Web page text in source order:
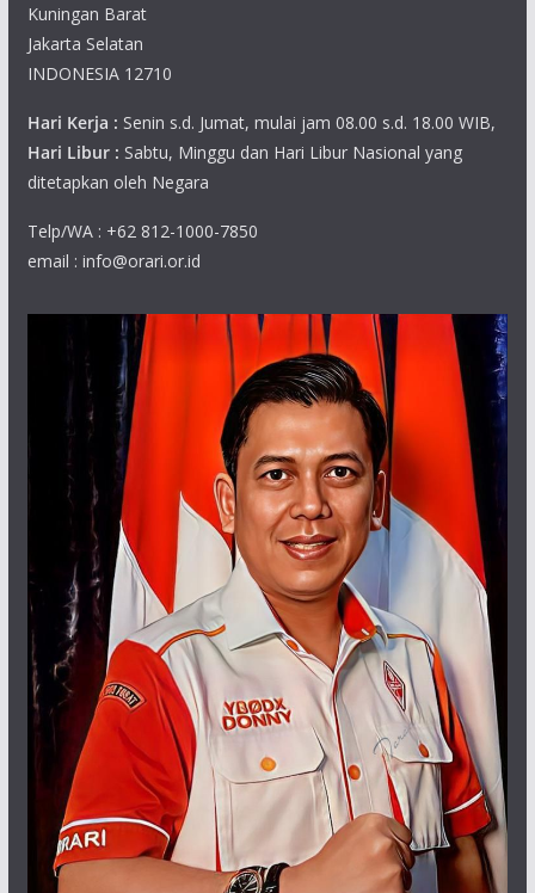
Kuningan Barat
Jakarta Selatan
INDONESIA 12710
Hari Kerja : Senin s.d. Jumat, mulai jam 08.00 s.d. 18.00 WIB,
Hari Libur : Sabtu, Minggu dan Hari Libur Nasional yang
ditetapkan oleh Negara
Telp/WA : +62 812-1000-7850
email : info@orari.or.id